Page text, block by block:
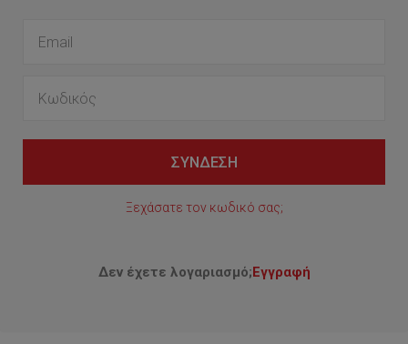
ΣΎΝΔΕΣΗ
Ξεχάσατε τον κωδικό σας;
Δεν έχετε λογαριασμό;Εγγραφή